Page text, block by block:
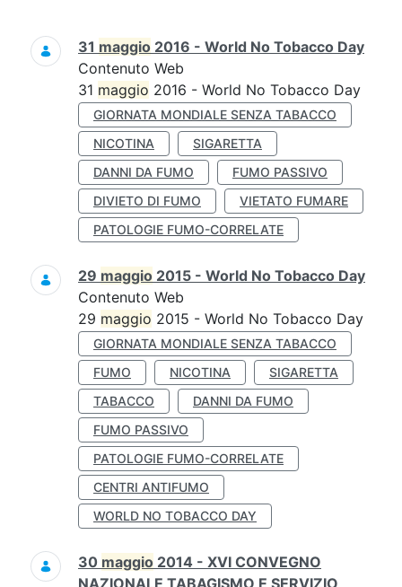
Ricerca
31 maggio 2016 - World No Tobacco Day
Contenuto Web
31 maggio 2016 - World No Tobacco Day
GIORNATA MONDIALE SENZA TABACCO
NICOTINA
SIGARETTA
DANNI DA FUMO
FUMO PASSIVO
DIVIETO DI FUMO
VIETATO FUMARE
PATOLOGIE FUMO-CORRELATE
29 maggio 2015 - World No Tobacco Day
Contenuto Web
29 maggio 2015 - World No Tobacco Day
GIORNATA MONDIALE SENZA TABACCO
FUMO
NICOTINA
SIGARETTA
TABACCO
DANNI DA FUMO
FUMO PASSIVO
PATOLOGIE FUMO-CORRELATE
CENTRI ANTIFUMO
WORLD NO TOBACCO DAY
30 maggio 2014 - XVI CONVEGNO
NAZIONALE TABAGISMO E SERVIZIO